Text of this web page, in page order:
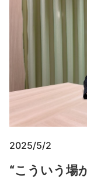
2025/5/2
“こういう場